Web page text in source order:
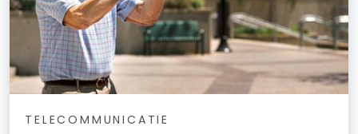
TELECOMMUNICATIE